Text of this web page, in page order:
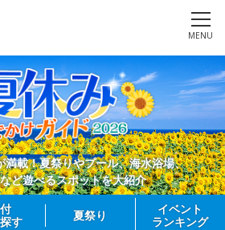
MENU
満載！夏祭りやプール、海水浴場、
ど遊べるスポットを大紹介
す
夏祭り
イベント
ランキング